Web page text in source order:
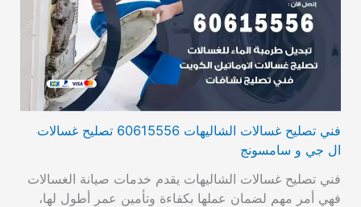
فني تصليح غسالات الشاليهات 60615556 تصليح غسالات
ال جي و سامسونج
فني تصليح غسالات الشاليهات يقدم خدمات صيانة الغسالات
فهي أمر مهم لضمان عملها بكفاءة وتأمين عمر أطول لها،